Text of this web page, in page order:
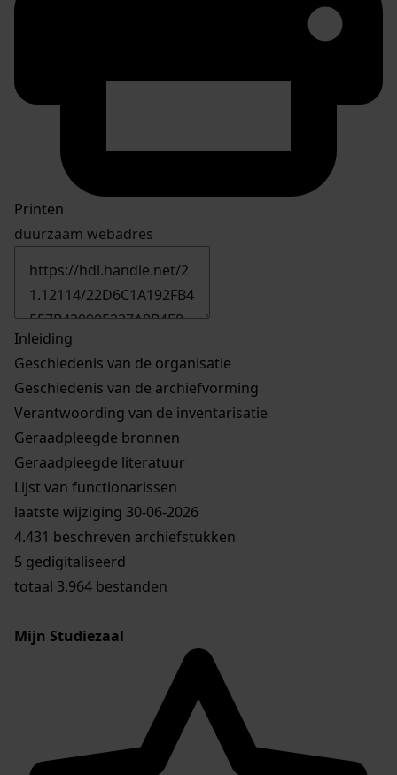
Printen
duurzaam webadres
Inleiding
Geschiedenis van de organisatie
Geschiedenis van de archiefvorming
Verantwoording van de inventarisatie
Geraadpleegde bronnen
Geraadpleegde literatuur
Lijst van functionarissen
laatste wijziging 30-06-2026
4.431 beschreven archiefstukken
5 gedigitaliseerd
totaal 3.964 bestanden
Mijn Studiezaal